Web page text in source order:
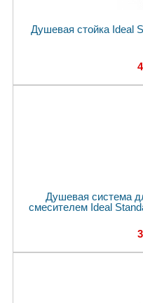
Душевая стойка Ideal
Душевая система
смесителем Ideal